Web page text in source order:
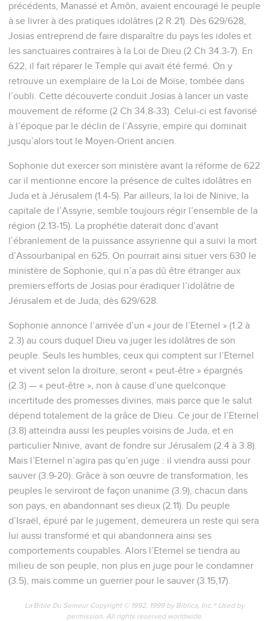
précédents, Manassé et Amôn, avaient encouragé le peuple
à se livrer à des pratiques idolâtres (2 R 21). Dès 629/628,
Josias entreprend de faire disparaître du pays les idoles et
les sanctuaires contraires à la Loi de Dieu (2 Ch 34.3-7). En
622, il fait réparer le Temple qui avait été fermé. On y
retrouve un exemplaire de la Loi de Moïse, tombée dans
l’oubli. Cette découverte conduit Josias à lancer un vaste
mouvement de réforme (2 Ch 34.8-33). Celui-ci est favorisé
à l’époque par le déclin de l’Assyrie, empire qui dominait
jusqu’alors tout le Moyen-Orient ancien.
Sophonie dut exercer son ministère avant la réforme de 622
car il mentionne encore la présence de cultes idolâtres en
Juda et à Jérusalem (1.4-5). Par ailleurs, la loi de Ninive, la
capitale de l’Assyrie, semble toujours régir l’ensemble de la
région (2.13-15). La prophétie daterait donc d’avant
l’ébranlement de la puissance assyrienne qui a suivi la mort
d’Assourbanipal en 625. On pourrait ainsi situer vers 630 le
ministère de Sophonie, qui n’a pas dû être étranger aux
premiers efforts de Josias pour éradiquer l’idolâtrie de
Jérusalem et de Juda, dès 629/628.
Sophonie annonce l’arrivée d’un « jour de l’Eternel » (1.2 à
2.3) au cours duquel Dieu va juger les idolâtres de son
peuple. Seuls les humbles, ceux qui comptent sur l’Eternel
et vivent selon la droiture, seront « peut-être » épargnés
(2.3) — « peut-être », non à cause d’une quelconque
incertitude des promesses divines, mais parce que le salut
dépend totalement de la grâce de Dieu. Ce jour de l’Eternel
(3.8) atteindra aussi les peuples voisins de Juda, et en
particulier Ninive, avant de fondre sur Jérusalem (2.4 à 3.8).
Mais l’Eternel n’agira pas qu’en juge : il viendra aussi pour
sauver (3.9-20). Grâce à son œuvre de transformation, les
peuples le serviront de façon unanime (3.9), chacun dans
son pays, en abandonnant ses dieux (2.11). Du peuple
d’Israël, épuré par le jugement, demeurera un reste qui sera
lui aussi transformé et qui abandonnera ainsi ses
comportements coupables. Alors l’Eternel se tiendra au
milieu de son peuple, non plus en juge pour le condamner
(3.5), mais comme un guerrier pour le sauver (3.15,17).
La Bible Du Semeur Copyright © 1992, 1999 by Biblica, Inc.® Used by
permission. All rights reserved worldwide.